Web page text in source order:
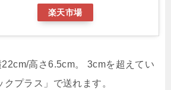
楽天市場
高さ6.5cm。 3cmを超えてい
プラス」で送れます。